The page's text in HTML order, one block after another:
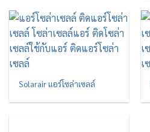
Solarair แอร์โซล่าเซลล์